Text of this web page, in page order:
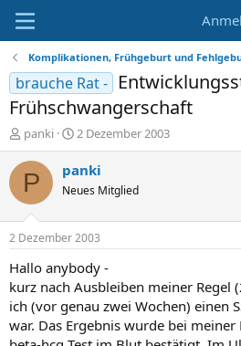
Komplikationen, Frühgeburt und
brauche Rat -
Frühschwangerschaft
E
r
s
l
e
r
panki
E
r
s
e
l
t
a
m
2 Dezember 2003
P panki
Neues Mitglied
2 Dezember 2003
Hallo anybody -
kurz nach Ausbleiben meiner Regel
ich (vor genau zwei Wochen) einen
war. Das Ergebnis wurde bei